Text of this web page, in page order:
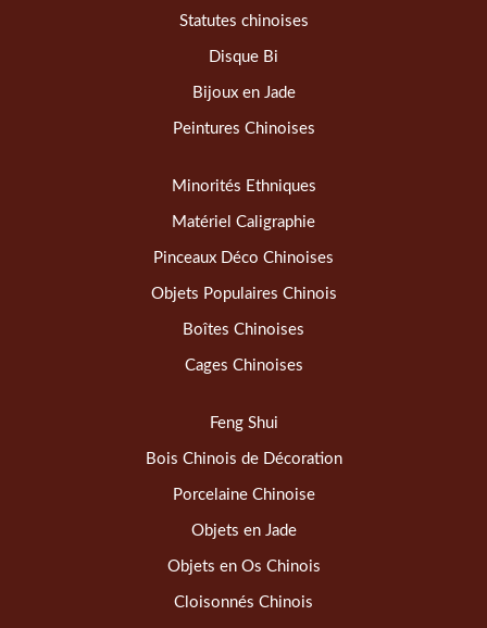
Statutes chinoises
Disque Bi
Bijoux en Jade
Peintures Chinoises
Minorités Ethniques
Matériel Caligraphie
Pinceaux Déco Chinoises
Objets Populaires Chinois
Boîtes Chinoises
Cages Chinoises
Feng Shui
Bois Chinois de Décoration
Porcelaine Chinoise
Objets en Jade
Objets en Os Chinois
Cloisonnés Chinois